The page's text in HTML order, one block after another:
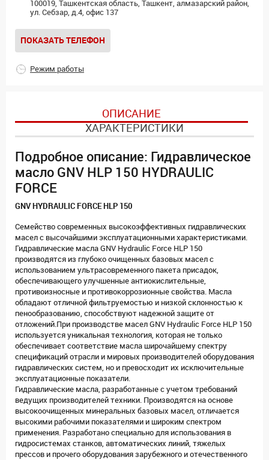
100019, Ташкентская область, Ташкент, алмазарский район,
ул. Себзар, д.4, офис 137
ПОКАЗАТЬ ТЕЛЕФОН
Режим работы
ОПИСАНИЕ
ХАРАКТЕРИСТИКИ
Подробное описание: Гидравлическое
масло GNV HLP 150 HYDRAULIC
FORCE
GNV HYDRAULIC FORCE HLP 150
Семейство современных высокоэффективных гидравлических
масел с высочайшими эксплуатационными характеристиками.
Гидравлические масла GNV Hydraulic Force HLP 150
производятся из глубоко очищенных базовых масел с
использованием ультрасовременного пакета присадок,
обеспечивающего улучшенные антиокислительные,
противоизносные и противокоррозионные свойства. Масла
обладают отличной фильтруемостью и низкой склонностью к
пенообразованию, способствуют надежной защите от
отложений.При производстве масел GNV Hydraulic Force HLP 150
используется уникальная технология, которая не только
обеспечивает соответствие масла широчайшему спектру
спецификаций отрасли и мировых производителей оборудования
гидравлических систем, но и превосходит их исключительные
эксплуатационные показатели.
Гидравлические масла, разработанные с учетом требований
ведущих производителей техники. Производятся на основе
высокоочищенных минеральных базовых масел, отличается
высокими рабочими показателями и широким спектром
применения. Разработано специально для использования в
гидросистемах станков, автоматических линий, тяжелых
прессов и прочего оборудования зарубежного и отечественного